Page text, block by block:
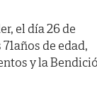
el día 26 de
de edad,
y la